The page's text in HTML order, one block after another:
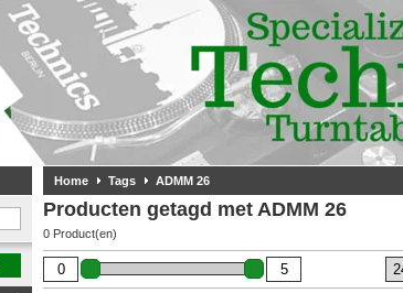
Home Tags ADMM 26
Producten getagd met ADMM 26
0 Product(en)